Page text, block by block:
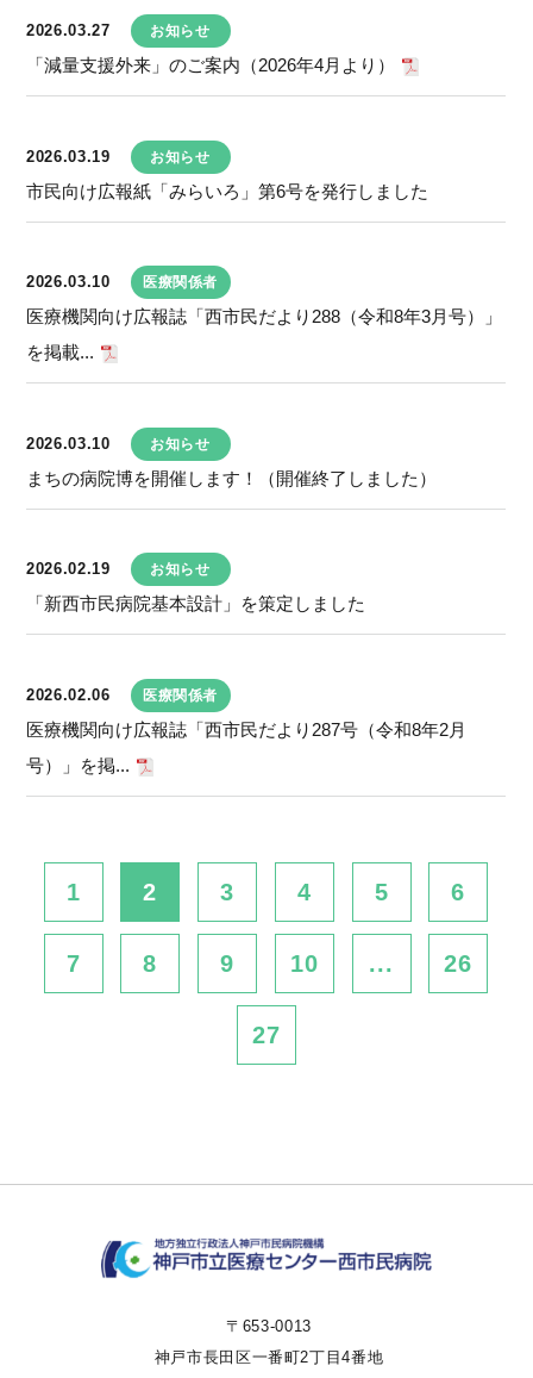
2026.03.27 お知らせ
「減量支援外来」のご案内（2026年4月より）
2026.03.19 お知らせ
市民向け広報紙「みらいろ」第6号を発行しました
2026.03.10 医療関係者
医療機関向け広報誌「西市民だより288（令和8年3月号）」
を掲載...
2026.03.10 お知らせ
まちの病院博を開催します！（開催終了しました）
2026.02.19 お知らせ
「新西市民病院基本設計」を策定しました
2026.02.06 医療関係者
医療機関向け広報誌「西市民だより287号（令和8年2月
号）」を掲...
1 2 3 4 5 6
7 8 9 10 ... 26
27
〒653-0013
神戸市長田区一番町2丁目4番地